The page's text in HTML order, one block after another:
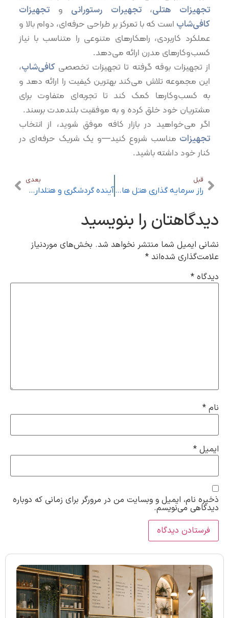
تجهیزات هتلی،تجهیرات رستورانی و تجهیزات
کافی‌شاپ است که با تمرکز بر طراحی حرفه‌ای، دوام بالا و
عملکرد کاربردی، راهکارهای متنوعی را متناسب با نیاز
کسب‌وکارهای مدرن ارائه می‌دهد.
از تجهیزات بوفه گرفته تا تجهیزات تخصصی کافی‌شاپ،
این مجموعه تلاش می‌کند بهترین کیفیت را ارائه دهد و
به کسب‌وکارها کمک کند تا تجربه‌ای متفاوت برای
مشتریان خود خلق کرده و به موفقیت بلندمدت برسند.
اگر می‌خواهید در بازار کافه موفق شوید، از انتخاب
تجهیزات مناسب شروع کنید—و یک شریک حرفه‌ای در
کنار خود داشته باشید.
قبل
راز سرمایه گذاری هتل های دبی در تجهیزات لوکس
بعدی
آینده گردشگری و هتلداری در خاورمیانه
دیدگاهتان را بنویسید
نشانی ایمیل شما منتشر نخواهد شد. بخش‌های موردنیاز
علامت‌گذاری شده‌اند *
دیدگاه *
نام *
ایمیل *
ذخیره نام، ایمیل و وبسایت من در مرورگر برای زمانی که دوباره
دیدگاهی می‌نویسم.